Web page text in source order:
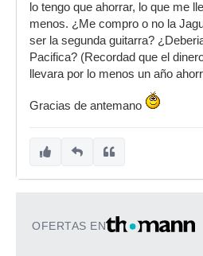
lo tengo que ahorrar, lo que me
menos. ¿Me compro o no la
ser la segunda guitarra?
Pacifica? (Recordad que el
llevara por lo menos un año
Gracias de antemano
OFERTAS EN